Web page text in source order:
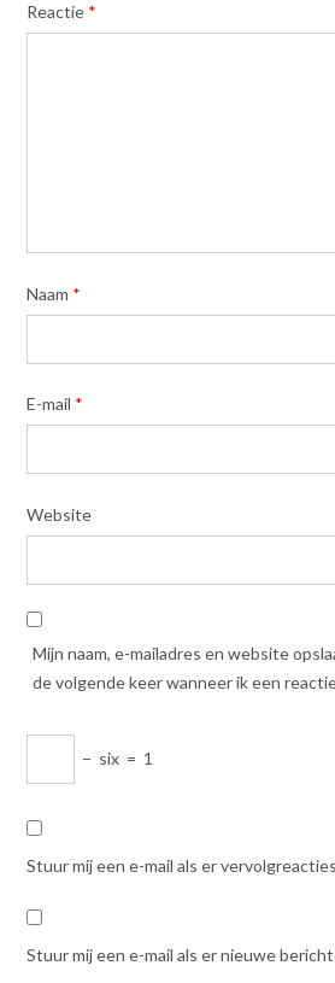
Reactie *
Naam *
E-mail *
Website
Mijn naam, e-mailadres en website
de volgende keer wanneer ik een
− six = 1
Stuur mij een e-mail als er
Stuur mij een e-mail als er nieuwe